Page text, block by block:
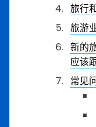
旅行
旅游
新的
应该
常见